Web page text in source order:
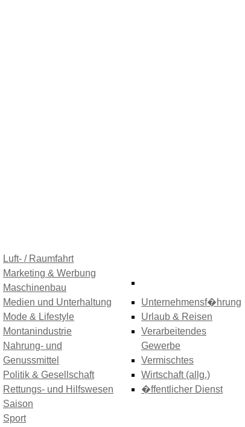
Luft- / Raumfahrt
Marketing & Werbung
Maschinenbau
Medien und Unterhaltung
Mode & Lifestyle
Montanindustrie
Nahrung- und
Genussmittel
Politik & Gesellschaft
Rettungs- und Hilfswesen
Saison
Sport
Unternehmensf�hrung
Urlaub & Reisen
Verarbeitendes
Gewerbe
Vermischtes
Wirtschaft (allg.)
�ffentlicher Dienst